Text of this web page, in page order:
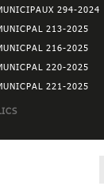
294-2024
213-2025
216-2025
220-2025
221-2025